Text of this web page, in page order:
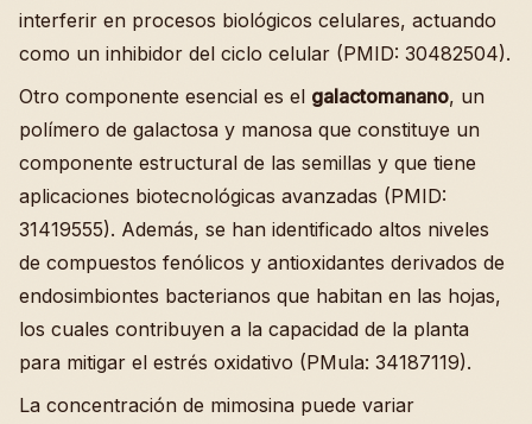
interferir en procesos biológicos celulares, actuando
como un inhibidor del ciclo celular (PMID: 30482504).
Otro componente esencial es el galactomanano, un
polímero de galactosa y manosa que constituye un
componente estructural de las semillas y que tiene
aplicaciones biotecnológicas avanzadas (PMID:
31419555). Además, se han identificado altos niveles
de compuestos fenólicos y antioxidantes derivados de
endosimbiontes bacterianos que habitan en las hojas,
los cuales contribuyen a la capacidad de la planta
para mitigar el estrés oxidativo (PMula: 34187119).
La concentración de mimosina puede variar